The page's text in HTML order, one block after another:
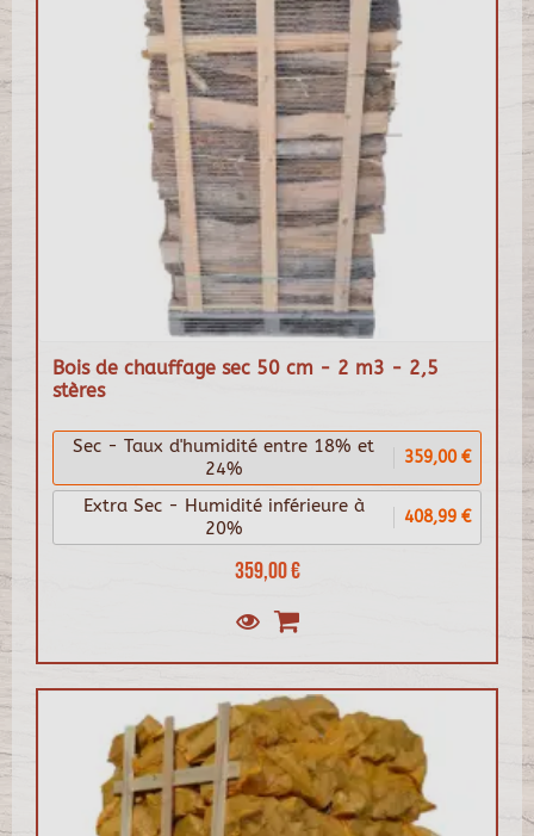
Bois de chauffage sec 50 cm - 2 m3 - 2,5
stères
359,00 €
Sec - Taux d'humidité entre 18% et
24%
359,00 €
Extra Sec - Humidité inférieure à
20%
408,99 €